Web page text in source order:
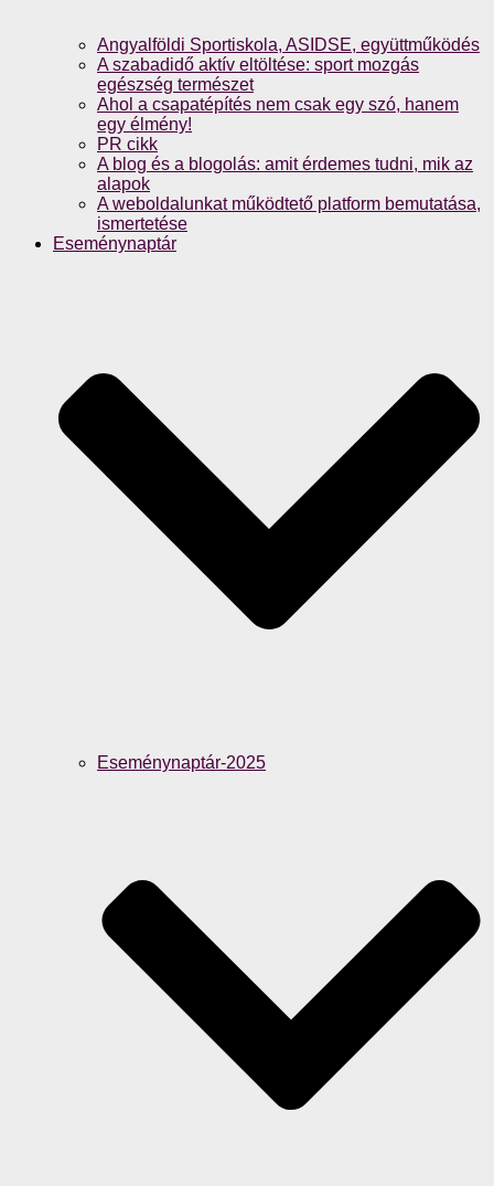
Angyalföldi Sportiskola, ASIDSE, együttműködés
A szabadidő aktív eltöltése: sport mozgás
egészség természet
Ahol a csapatépítés nem csak egy szó, hanem
egy élmény!
PR cikk
A blog és a blogolás: amit érdemes tudni, mik az
alapok
A weboldalunkat működtető platform bemutatása,
ismertetése
Eseménynaptár
Eseménynaptár-2025